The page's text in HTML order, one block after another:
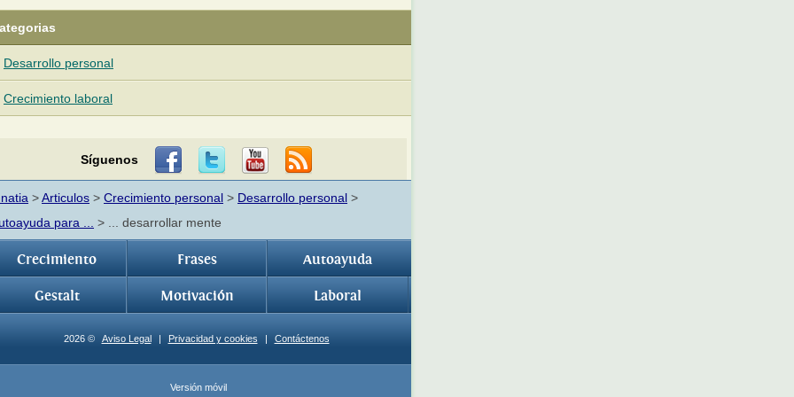
Desarrollo personal
Crecimiento laboral
Síguenos
>Articulos > Crecimiento personal > Desarrollo personal >
para ...
> ... desarrollar mente
Crecimiento Frases Autoayuda
Gestalt Motivación Laboral
2026 © Aviso Legal | Privacidad y cookies | Contáctenos
Versión móvil